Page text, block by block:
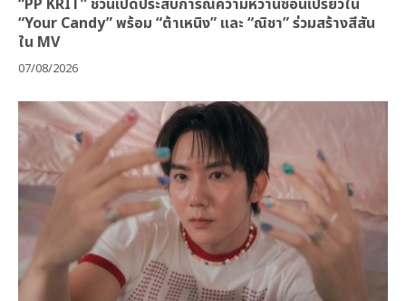
“PP KRIT” ชวนเปิดประสบการณ์ความหวานซ่อนเปรี้ยวใน
“Your Candy” พร้อม “ต้าเหนิง” และ “ณิชา” ร่วมสร้างสีสัน
ใน MV
07/08/2026